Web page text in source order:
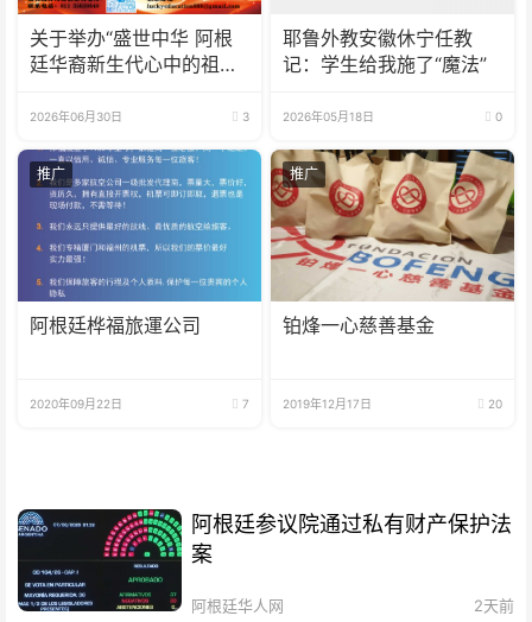
关于举办“盛世中华 阿根
廷华裔新生代心中的祖
2026年06月30日 3
耶鲁外教安徽休宁任教
记：学生给我施了“魔法”
2026年05月18日 0
推广
阿根廷桦福旅運公司
2020年09月22日 7
推广
铂烽一心慈善基金
2019年12月17日 20
阿根廷参议院通过私有财产保护法
案
阿根廷华人网 2天前